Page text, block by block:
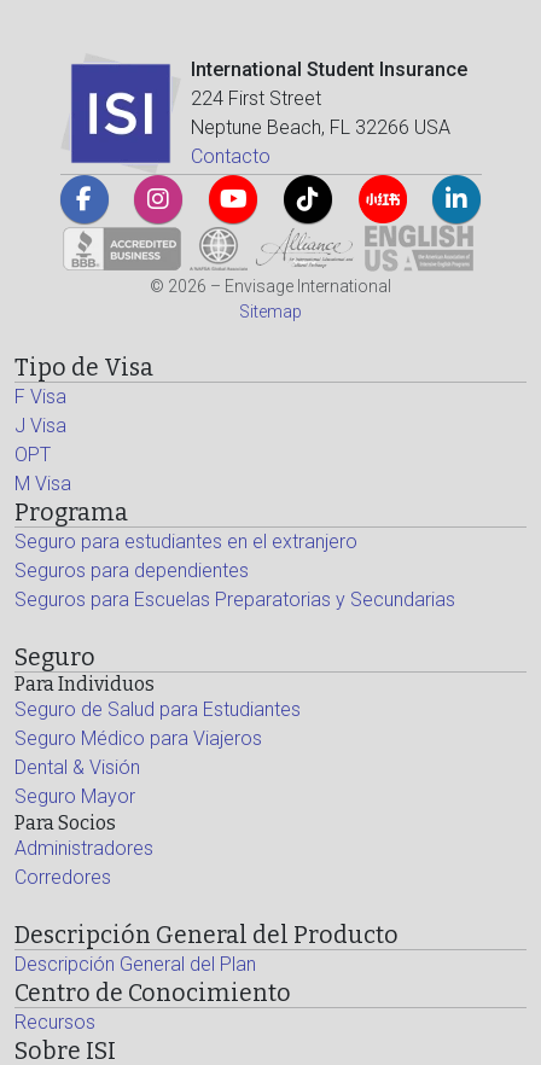
International Student Insurance
224 First Street
Neptune Beach, FL 32266 USA
Contacto
© 2026 – Envisage International
Sitemap
Tipo de Visa
F Visa
J Visa
OPT
M Visa
Programa
Seguro para estudiantes en el extranjero
Seguros para dependientes
Seguros para Escuelas Preparatorias y Secundarias
Seguro
Para Individuos
Seguro de Salud para Estudiantes
Seguro Médico para Viajeros
Dental & Visión
Seguro Mayor
Para Socios
Administradores
Corredores
Descripción General del Producto
Descripción General del Plan
Centro de Conocimiento
Recursos
Sobre ISI